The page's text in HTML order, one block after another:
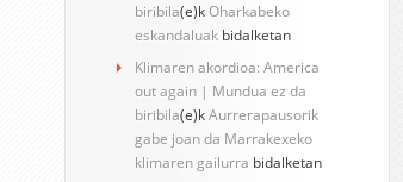
biribila(e)kOharkabeko
eskandaluak bidalketan
Klimaren akordioa: America
out again | Mundua ez da
biribila(e)kAurrerapausorik
gabe joan da Marrakexeko
klimaren gailurra bidalketan